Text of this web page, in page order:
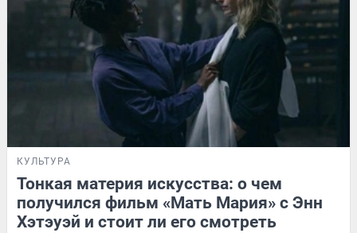
КУЛЬТУРА
Тонкая материя искусства: о чем
получился фильм «Мать Мария» с Энн
Хэтэуэй и стоит ли его смотреть